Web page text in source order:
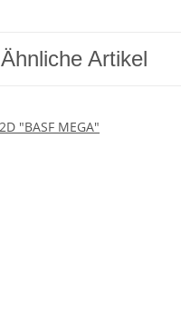
Ähnliche Artikel